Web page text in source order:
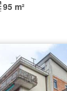
95 m²